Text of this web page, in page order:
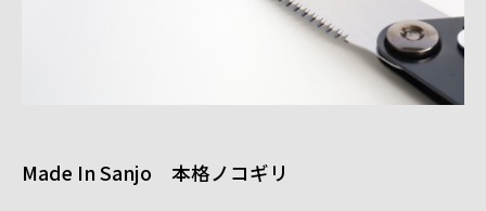
Made In Sanjo 本格ノコギリ